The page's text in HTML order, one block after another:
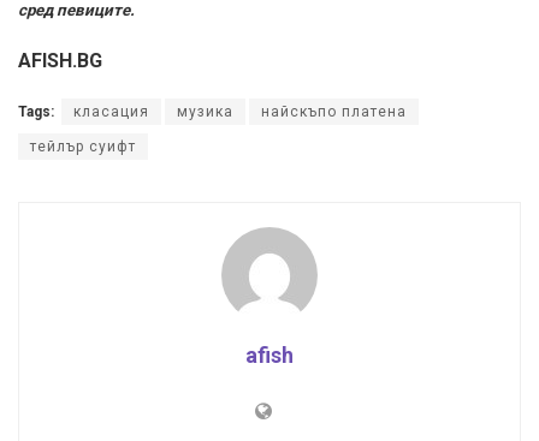
сред певиците.
AFISH.BG
Tags: класация музика найскъпо платена
тейлър суифт
afish